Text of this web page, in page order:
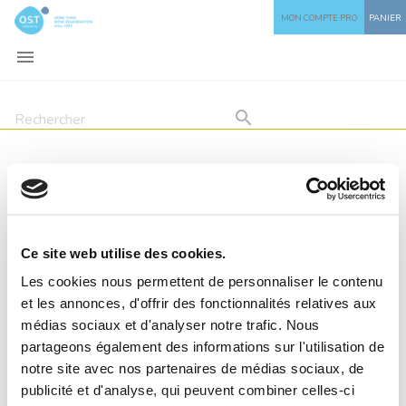
Ce site web utilise des cookies.
Les cookies nous permettent de personnaliser le contenu
et les annonces, d'offrir des fonctionnalités relatives aux
médias sociaux et d'analyser notre trafic. Nous
partageons également des informations sur l'utilisation de
notre site avec nos partenaires de médias sociaux, de
publicité et d'analyse, qui peuvent combiner celles-ci
PANIER
MON COMPTE PRO


COMBLEMENT ALVÉOLAIRE
POST EXTRACTION
Page en cours de construction ...
l'intention de nos
visiteurs
Ce site contient des informations
réservées aux professionnels de santé.
Les contenus de ce site n'ont pas été